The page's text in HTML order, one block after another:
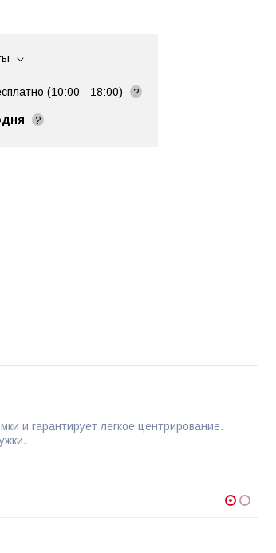
(10:00 - 18:00) ?
?
и гарантирует легкое центрирование.